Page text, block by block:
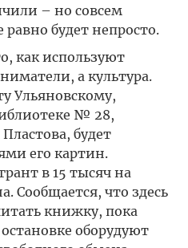
– но совсем
будет непросто.
как используют
а культура.
Ульяновскому,
№ 28,
будет
его картин.
в 15 тысяч на
Сообщается, что здесь
книжку, пока
оборудуют